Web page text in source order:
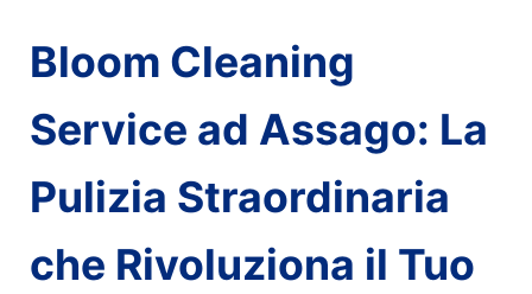
Bloom Cleaning
Service ad Assago: La
Pulizia Straordinaria
che Rivoluziona il Tuo